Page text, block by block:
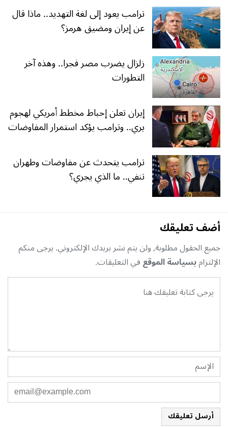
ترامب يعود إلى لغة التهديد.. ماذا قال
عن إيران ومضيق هرمز؟
زلزال يضرب مصر فجرا.. وهذه آخر
التطورات
إيران تعلن إحباط مخطط أمريكي لهجوم
بري.. وترامب يؤكد استمرار المفاوضات
ترامب يتحدث عن مفاوضات وطهران
تنفي.. ما الذي يجري؟
أضف تعليقك
جميع الحقول مطلوبة, ولن يتم نشر بريدك الإلكتروني. يرجى منكم
الإلتزامبسياسة الموقعفي التعليقات.
أرسل تعليقك